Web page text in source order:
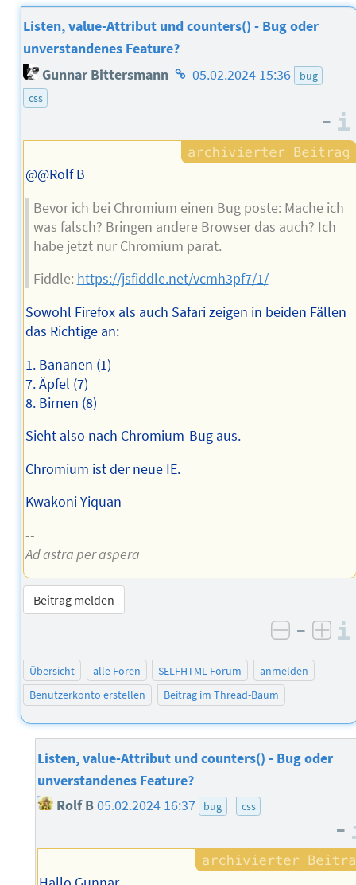
Listen, value-Attribut und counters() - Bug oder
unverstandenes Feature?
Gunnar Bittersmann Homepage
05.02.2024 15:36
bug
css
–
@@Rolf B
Bevor ich bei Chromium einen Bug poste: Mache ich
was falsch? Bringen andere Browser das auch? Ich
habe jetzt nur Chromium parat.
Fiddle: https://jsfiddle.net/vcmh3pf7/1/
Sowohl Firefox als auch Safari zeigen in beiden Fällen
das Richtige an:
1. Bananen (1)
7. Äpfel (7)
8. Birnen (8)
Sieht also nach Chromium-Bug aus.
Chromium ist der neue IE.
Kwakoni Yiquan
--
Ad astra per aspera
Beitrag melden
negativ
–
Übersicht alle Foren SELFHTML-Forum
anmelden
Benutzerkonto erstellen
Beitrag im Thread-Baum
Listen, value-Attribut und counters() - Bug oder
unverstandenes Feature?
Rolf B05.02.2024 16:37 bug css
–